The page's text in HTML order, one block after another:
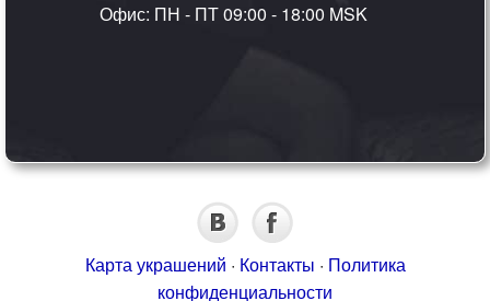
Офис: ПН - ПТ 09:00 - 18:00 MSK
Карта украшений · Контакты · Политика
конфиденциальности